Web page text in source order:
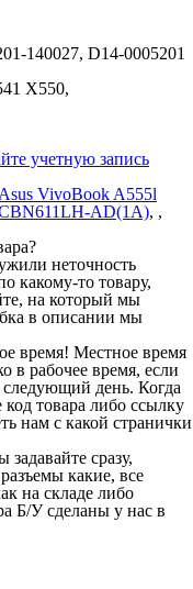
140027, D14-0005201
X550,
учетную запись
VivoBook A555l
AD(1A), ,
неточность
какому-то товару,
на который мы
в описании мы
время! Местное время
в рабочее время, если
день. Когда
код товара либо ссылку
нам с какой странички
задавайте сразу,
какие, все
на складе либо
Б/У сделаны у нас в